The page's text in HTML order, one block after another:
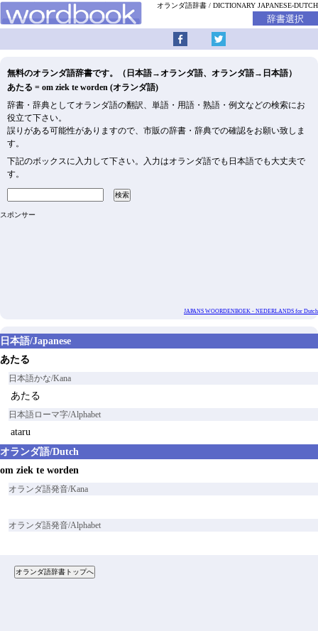
オランダ語辞書 DICTIONARY JAPANESE-DUTCH
無料のオランダ語辞書です。（日本語→オランダ語、オランダ語→日本語）
あたる = om ziek te worden (オランダ語)
辞書・辞典としてオランダ語の翻訳、単語・用語・熟語・例文などの検索にお
役立て下さい。
誤りがある可能性がありますので、市販の辞書・辞典での確認をお願い致しま
す。
下記のボックスに入力して下さい。入力はオランダ語でも日本語でも大丈夫で
す。
日本語/Japanese
あたる
日本語かな/Kana
あたる
日本語ローマ字/Alphabet
ataru
オランダ語/Dutch
om ziek te worden
オランダ語発音/Kana
オランダ語発音/Alphabet
スポンサー
JAPANS WOORDENBOEK - NEDERLANDS for Dutch